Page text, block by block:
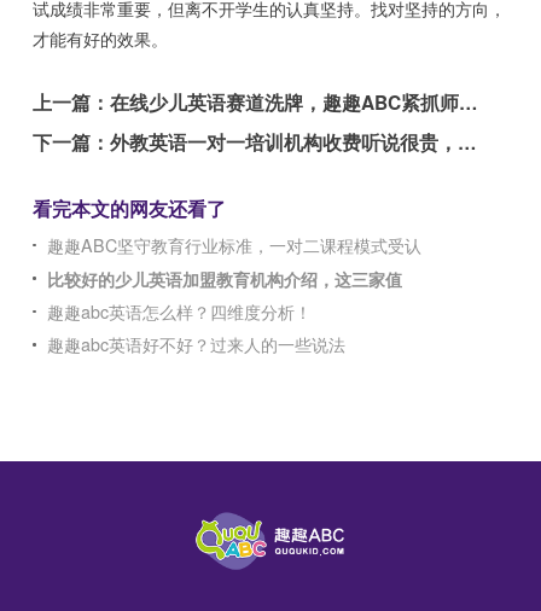
试成绩非常重要，但离不开学生的认真坚持。找对坚持的方向，
才能有好的效果。
上一篇：
在线少儿英语赛道洗牌，趣趣ABC紧抓师资和课程
下一篇：
外教英语一对一培训机构收费听说很贵，是真的
看完本文的网友还看了
趣趣ABC坚守教育行业标准，一对二课程模式受认
比较好的少儿英语加盟教育机构介绍，这三家值
趣趣abc英语怎么样？四维度分析！
趣趣abc英语好不好？过来人的一些说法